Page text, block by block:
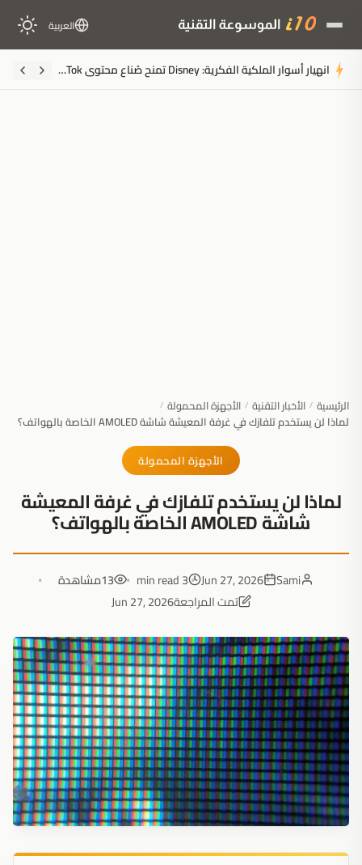
العربية
ملخَّص المقال انهيار أسوار الملكية الفكرية: Disney تمنح صُناع محتوى TikTok وصولاً رسمياً لشخصيات Marvel
الرئيسية / الأخبار التقنية / الأجهزة المحمولة /
لماذا لن يستخدم تلفازك في غرفة المعيشة شاشة AMOLED الخاصة بالهواتف؟
الأجهزة المحمولة
لماذا لن يستخدم تلفازك في غرفة المعيشة
شاشة AMOLED الخاصة بالهواتف؟
Sami
Jun 27, 2026
3 min read
13مشاهدة
تمت المراجعةJun 27, 2026